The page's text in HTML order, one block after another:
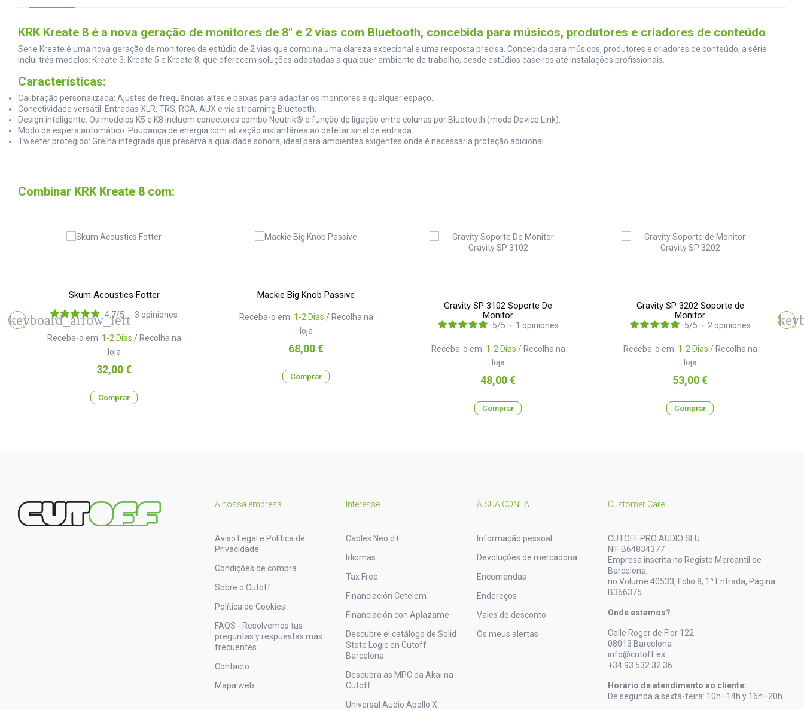
KRK Kreate 8 é a nova geração de monitores de 8" e 2 vias com Bluetooth, concebida para músicos, produtores e criadores de conteúdo
Serie Kreate é uma nova geração de monitores de estúdio de 2 vias que combina uma clareza excecional e uma resposta precisa. Concebida para músicos, produtores e criadores de conteúdo, a série
inclui três modelos: Kreate 3, Kreate 5 e Kreate 8, que oferecem soluções adaptadas a qualquer ambiente de trabalho, desde estúdios caseiros até instalações profissionais.
Características:
Calibração personalizada: Ajustes de frequências altas e baixas para adaptar os monitores a qualquer espaço.
Conectividade versátil: Entradas XLR, TRS, RCA, AUX e via streaming Bluetooth.
Design inteligente: Os modelos K5 e K8 incluem conectores combo Neutrik® e função de ligação entre colunas por Bluetooth (modo Device Link).
Modo de espera automático: Poupança de energia com ativação instantânea ao detetar sinal de entrada.
Tweeter protegido: Grelha integrada que preserva a qualidade sonora, ideal para ambientes exigentes onde é necessária proteção adicional.
Combinar KRK Kreate 8 com:
Skum Acoustics Fotter
Receba-o em: 1-2 Dias / Recolha na
loja
4.7/5- 3 opiniones
Preço
32,00 €
Comprar
Mackie Big Knob Passive
Receba-o em: 1-2 Dias / Recolha na
loja
Preço
68,00 €
Comprar
Gravity SP 3102 Soporte De
Monitor
Receba-o em: 1-2 Dias / Recolha na
loja
5/5 - 1 opiniones
Preço
48,00 €
Comprar
Gravity SP 3202 Soporte de
Monitor
Receba-o em: 1-2 Dias / Recolha na
loja
5/5 - 2 opiniones
Preço
53,00 €
Comprar
A nossa empresa
Aviso Legal e Política de
Privacidade
Condições de compra
Sobre o Cutoff
Política de Cookies
FAQS - Resolvemos tus
preguntas y respuestas más
frecuentes
Contacto
Mapa web
Interesse
Cables Neo d+
Idiomas
Tax Free
Financiación Cetelem
Financiación con Aplazame
Descubre el catálogo de Solid
State Logic en Cutoff
Barcelona
Descubra as MPC da Akai na
Cutoff
Universal Audio Apollo X
A SUA CONTA
Informação pessoal
Devoluções de mercadoria
Encomendas
Endereços
Vales de desconto
Os meus alertas
Customer Care
CUTOFF PRO AUDIO SLU
NIF B64834377
Empresa inscrita no Registo Mercantil de
Barcelona,
no Volume 40533, Folio 8, 1ª Entrada, Página
B366375.
Onde estamos?
Calle Roger de Flor 122
08013 Barcelona
info@cutoff.es
+34 93 532 32 36
Horário de atendimento ao cliente:
De segunda a sexta-feira: 10h–14h y 16h–20h